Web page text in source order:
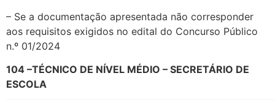
– Se a documentação apresentada não corresponder
aos requisitos exigidos no edital do Concurso Público
n.º 01/2024
104 –TÉCNICO DE NÍVEL MÉDIO – SECRETÁRIO DE
ESCOLA